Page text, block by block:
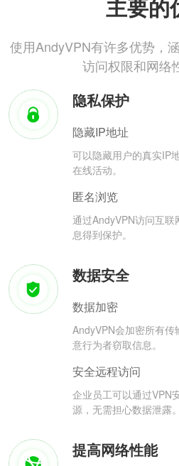
主要的
使用AndyVPN有许多优势，
访问权限和网络
隐私保护
隐藏IP地址
可以隐藏用户的真实IP
在线活动。
匿名浏览
通过AndyVPN访问互
息得到保护。
数据安全
数据加密
AndyVPN会加密所有
意行为者窃取信息。
安全远程访问
企业员工可以通过VPN
源，无需担心数据泄露。
提高网络性能